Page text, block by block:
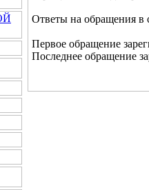
Ответы на обращения в
Первое обращение
Последнее обращение